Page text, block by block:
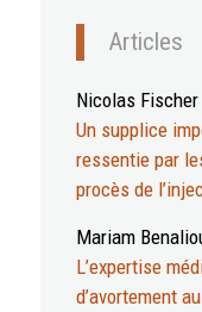
Articles
Nicolas Fischer
Un supplice
ressentie par
procès de
Mariam
L’expertise
d’avortement